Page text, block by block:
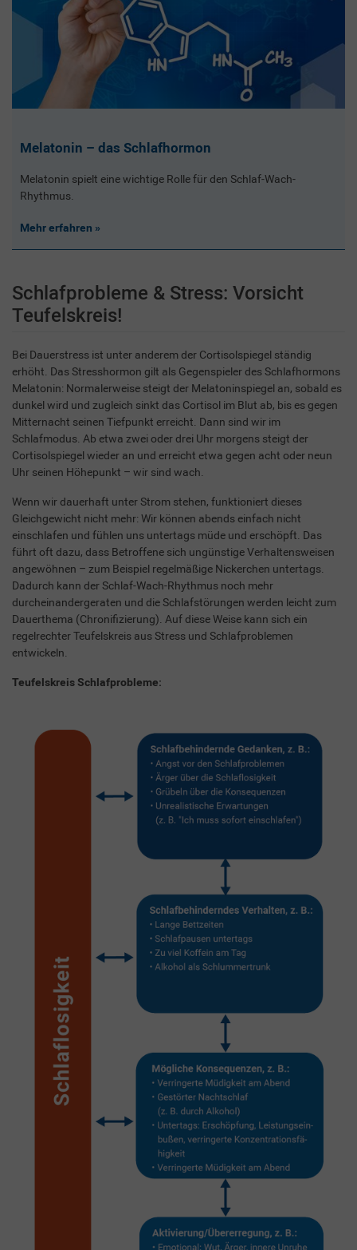
Melatonin – das Schlafhormon
Melatonin spielt eine wichtige Rolle für den Schlaf-Wach-
Rhythmus.
Mehr erfahren
Schlafprobleme & Stress: Vorsicht
Teufelskreis!
Bei Dauerstress ist unter anderem der Cortisolspiegel ständig
erhöht. Das Stresshormon gilt als Gegenspieler des Schlafhormons
Melatonin: Normalerweise steigt der Melatoninspiegel an, sobald es
dunkel wird und zugleich sinkt das Cortisol im Blut ab, bis es gegen
Mitternacht seinen Tiefpunkt erreicht. Dann sind wir im
Schlafmodus. Ab etwa zwei oder drei Uhr morgens steigt der
Cortisolspiegel wieder an und erreicht etwa gegen acht oder neun
Uhr seinen Höhepunkt – wir sind wach.
Wenn wir dauerhaft unter Strom stehen, funktioniert dieses
Gleichgewicht nicht mehr: Wir können abends einfach nicht
einschlafen und fühlen uns untertags müde und erschöpft. Das
führt oft dazu, dass Betroffene sich ungünstige Verhaltensweisen
angewöhnen – zum Beispiel regelmäßige Nickerchen untertags.
Dadurch kann der Schlaf-Wach-Rhythmus noch mehr
durcheinandergeraten und die Schlafstörungen werden leicht zum
Dauerthema (Chronifizierung). Auf diese Weise kann sich ein
regelrechter Teufelskreis aus Stress und Schlafproblemen
entwickeln.
Teufelskreis Schlafprobleme: